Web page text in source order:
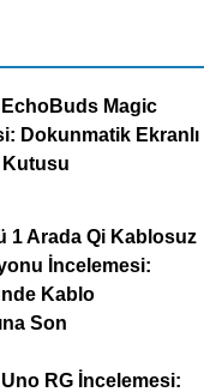
EchoBuds Magic
Dokunmatik Ekranlı
Kutusu
1 Arada Qi Kablosuz
İncelemesi:
Kablo
Son
RG İncelemesi: